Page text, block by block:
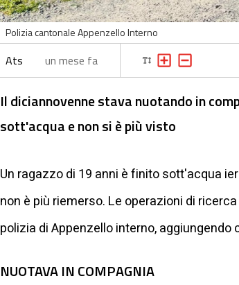
Polizia cantonale Appenzello Interno
Ats un mese fa
Il diciannovenne stava nuotando in
sott'acqua e non si è più visto
Un ragazzo di 19 anni è finito sott'acqua
non è più riemerso. Le operazioni di
polizia di Appenzello interno, aggiungendo
NUOTAVA IN COMPAGNIA